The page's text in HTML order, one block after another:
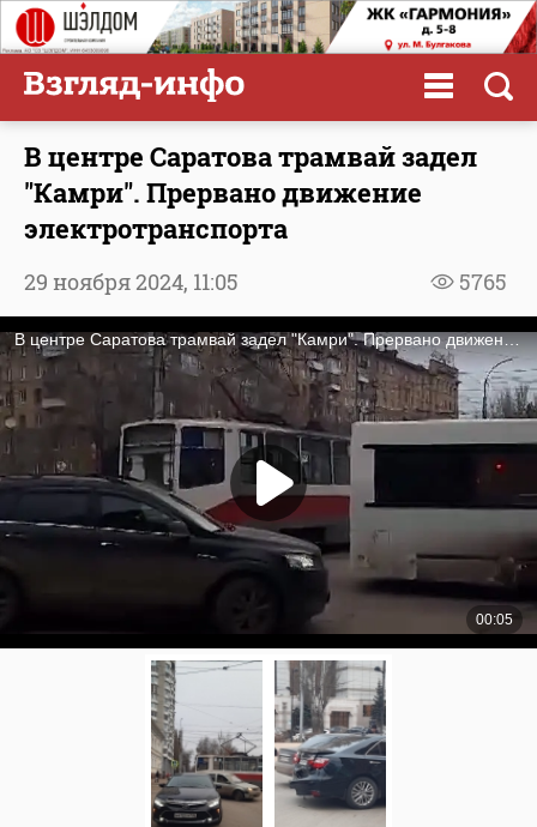
В центре Саратова трамвай задел
"Камри". Прервано движение
электротранспорта
5765
29 ноября 2024, 11:05